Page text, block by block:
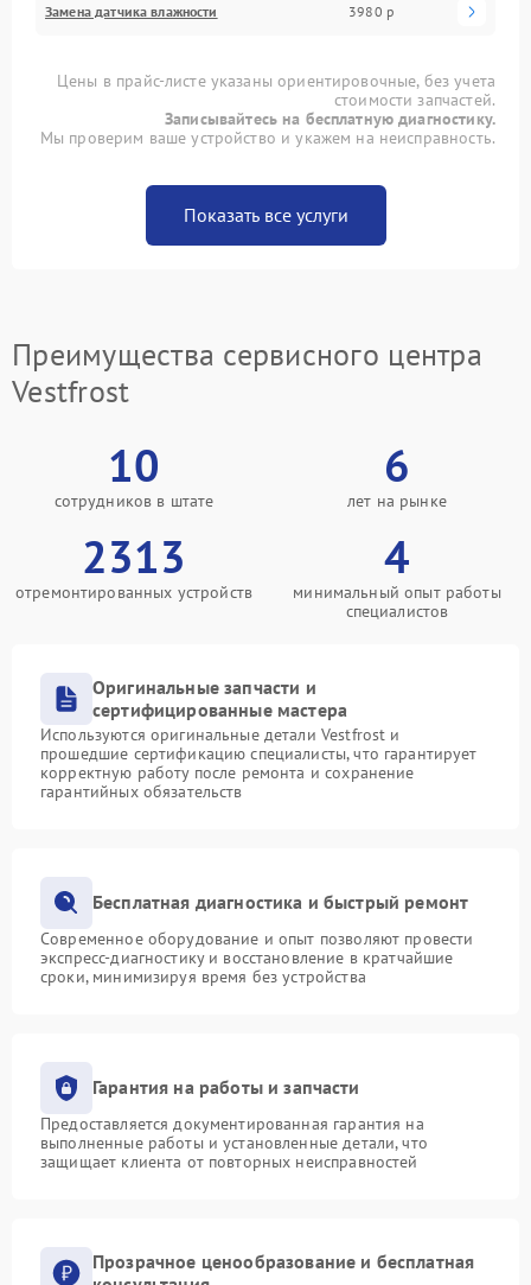
Замена датчика влажности 3980 р
Цены в прайс-листе указаны ориентировочные, без учета
стоимости запчастей.
Записывайтесь на бесплатную диагностику.
Мы проверим ваше устройство и укажем на неисправность.
Показать все услуги
Преимущества сервисного центра
Vestfrost
10
сотрудников в штате
6
лет на рынке
2313
отремонтированных устройств
4
минимальный опыт работы
специалистов
Оригинальные запчасти и
сертифицированные мастера
Используются оригинальные детали Vestfrost и
прошедшие сертификацию специалисты, что гарантирует
корректную работу после ремонта и сохранение
гарантийных обязательств
Бесплатная диагностика и быстрый ремонт
Современное оборудование и опыт позволяют провести
экспресс-диагностику и восстановление в кратчайшие
сроки, минимизируя время без устройства
Гарантия на работы и запчасти
Предоставляется документированная гарантия на
выполненные работы и установленные детали, что
защищает клиента от повторных неисправностей
Прозрачное ценообразование и бесплатная